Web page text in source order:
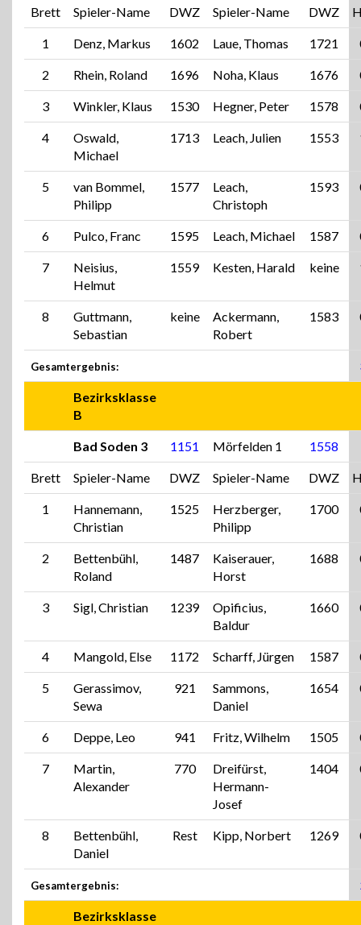
Brett Spieler-Name DWZ Spieler-Name DWZ
1 Denz, Markus 1602 Laue, Thomas 1721
2 Rhein, Roland 1696 Noha, Klaus 1676
3 Winkler, Klaus 1530 Hegner, Peter 1578
4
Oswald,
Michael
1713 Leach, Julien 1553
5
van Bommel,
Philipp
1577
Leach,
Christoph
1593
6 Pulco, Franc 1595 Leach, Michael 1587
7
Neisius,
Helmut
1559 Kesten, Harald keine
8
Guttmann,
Sebastian
keine
Ackermann,
Robert
1583
Gesamtergebnis:
Bezirksklasse
B
Bad Soden 3 1151 Mörfelden 1 1558
Brett Spieler-Name DWZ Spieler-Name DWZ
1
Hannemann,
Christian
1525
Herzberger,
Philipp
1700
2
Bettenbühl,
Roland
1487
Kaiserauer,
Horst
1688
3 Sigl, Christian 1239
Opificius,
Baldur
1660
4 Mangold, Else 1172 Scharff, Jürgen 1587
5
Gerassimov,
Sewa
921
Sammons,
Daniel
1654
6 Deppe, Leo 941 Fritz, Wilhelm 1505
7
Martin,
Alexander
770
Dreifürst,
Hermann-
Josef
1404
8
Bettenbühl,
Daniel
Rest Kipp, Norbert 1269
Gesamtergebnis:
Bezirksklasse